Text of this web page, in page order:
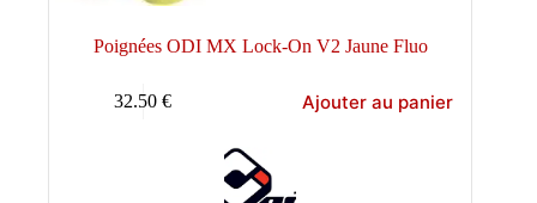
Poignées ODI MX Lock-On V2 Jaune Fluo
32.50€ Ajouter au panier